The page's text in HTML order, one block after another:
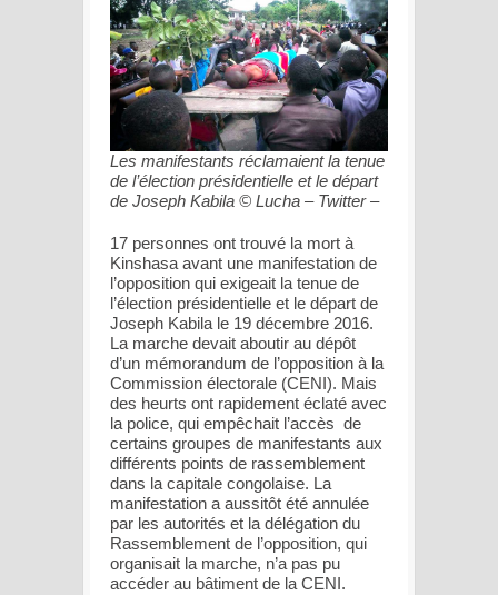
Les manifestants réclamaient la tenue
de l’élection présidentielle et le départ
de Joseph Kabila © Lucha – Twitter –
17 personnes ont trouvé la mort à
Kinshasa avant une manifestation de
l’opposition qui exigeait la tenue de
l’élection présidentielle et le départ de
Joseph Kabila le 19 décembre 2016.
La marche devait aboutir au dépôt
d’un mémorandum de l’opposition à la
Commission électorale (CENI). Mais
des heurts ont rapidement éclaté avec
la police, qui empêchait l’accès de
certains groupes de manifestants aux
différents points de rassemblement
dans la capitale congolaise. La
manifestation a aussitôt été annulée
par les autorités et la délégation du
Rassemblement de l’opposition, qui
organisait la marche, n’a pas pu
accéder au bâtiment de la CENI.